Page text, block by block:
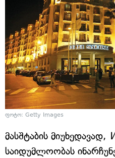
ფოტო: Getty Images
მასშტაბის მიუხედავად,
საიდუმლოობას